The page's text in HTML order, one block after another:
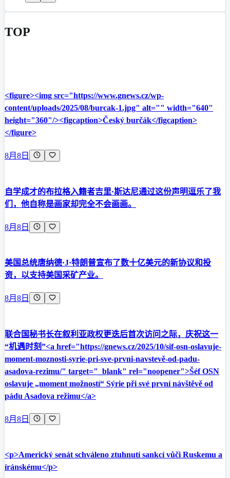
TOP
<figure><img src="https://www.gnews.cz/wp-
content/uploads/2025/08/burcak-1.jpg" alt="" width="640"
height="360"/><figcaption>Český burčák</figcaption>
</figure>
8月8日
自学成才的布拉格入籍者吉里·斯达尼通过这份声明逗乐了我
们，他自称是画家却完全不会画画。
8月8日
美国总统唐纳德·J·特朗普宣布了数十亿美元的新协议和投
资，以支持美国采矿产业。
8月8日
联合国秘书长在叙利亚政权更迭后首次访问之际，庆祝这一
“机遇时刻”<a href="https://gnews.cz/2025/10/sif-osn-oslavuje-
moment-moznosti-syrie-pri-sve-prvni-navstevě-od-padu-
asadova-rezimu/" target="_blank" rel="noopener">Šéf OSN
oslavuje „moment možností“ Sýrie při své první návštěvě od
pádu Asadova režimu</a>
8月8日
<p>Americký senát schváleno ztuhnutí sankcí vůči Ruskemu a
íránskému</p>